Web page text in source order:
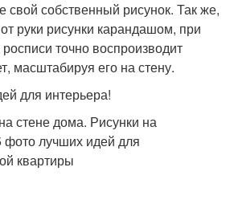
собственный рисунок. Так же,
руки рисунки карандашом, при
точно воспроизводит
масштабируя его на стену.
для интерьера!